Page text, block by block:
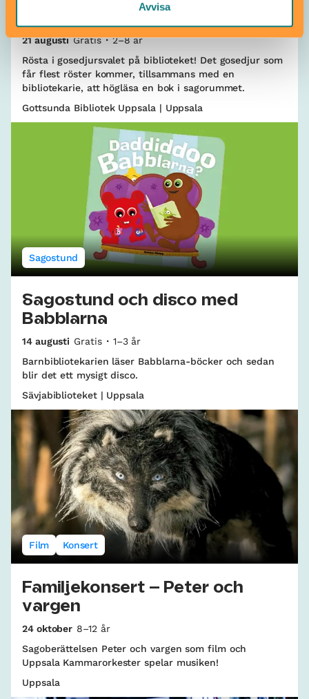
Avvisa
21 augusti Gratis
2–8 år
Rösta i gosedjursvalet på biblioteket! Det gosedjur som
får flest röster kommer, tillsammans med en
bibliotekarie, att högläsa en bok i sagorummet.
Gottsunda Bibliotek Uppsala | Uppsala
Sagostund
Sagostund och disco med
Babblarna
14 augusti Gratis
1–3 år
Barnbibliotekarien läser Babblarna-böcker och sedan
blir det ett mysigt disco.
Sävjabiblioteket | Uppsala
Film Konsert
Familjekonsert – Peter och
vargen
24 oktober 8–12 år
Sagoberättelsen Peter och vargen som film och
Uppsala Kammarorkester spelar musiken!
Uppsala